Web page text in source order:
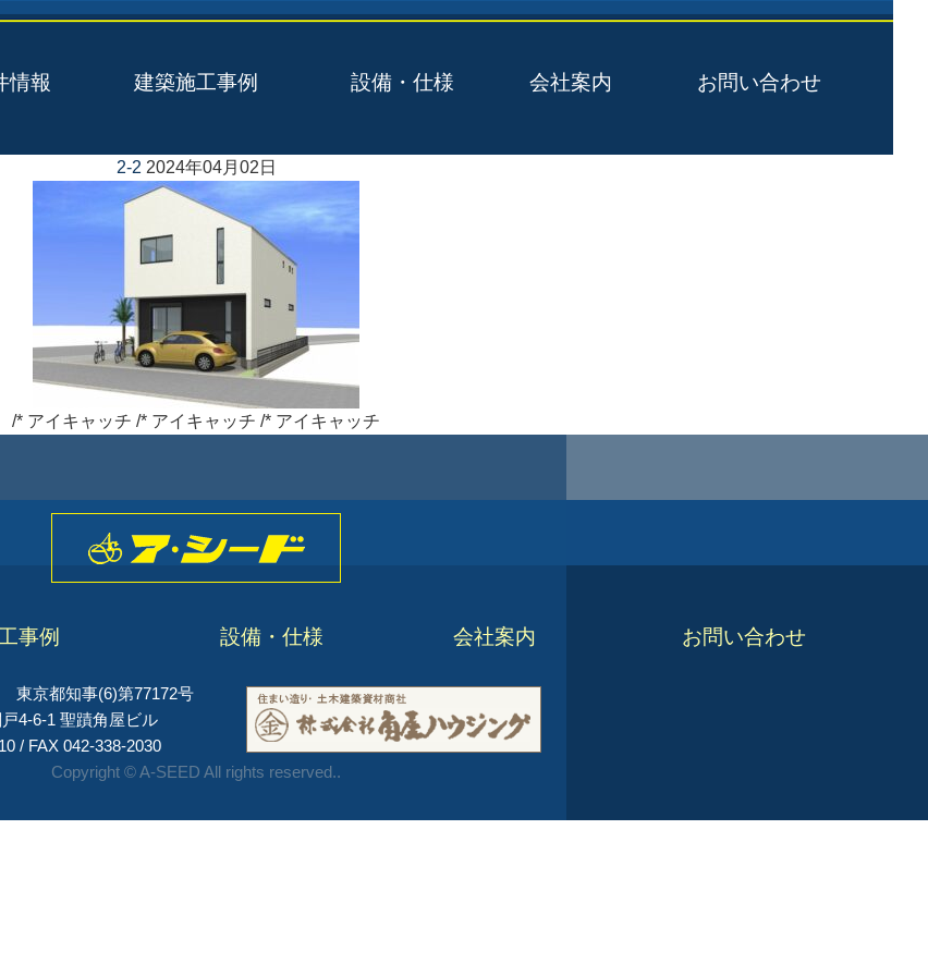
情報 建築施工事例 設備・仕様 会社案内 お問い合わせ
2-2 2024年04月02日
/* アイキャッチ /* アイキャッチ /* アイキャッチ
事例 設備・仕様 会社案内 お問い合わせ
東京都知事(6)第77172号
4-6-1 聖蹟角屋ビル
/ FAX 042-338-2030
Copyright © A-SEED All rights reserved..